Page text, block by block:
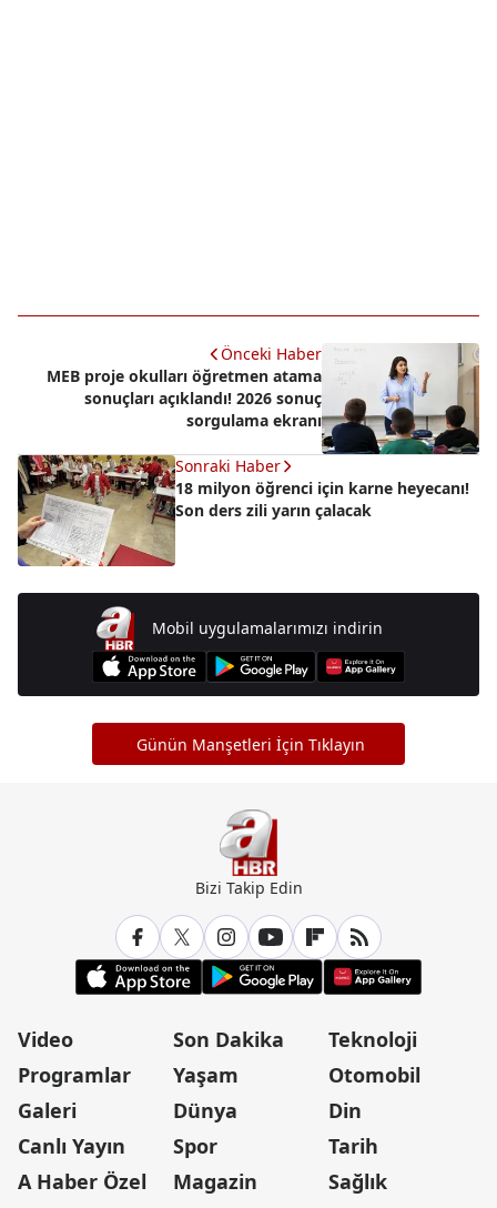
Önceki Haber
MEB proje okulları öğretmen atama
sonuçları açıklandı! 2026 sonuç
sorgulama ekranı
Sonraki Haber
18 milyon öğrenci için karne heyecanı!
Son ders zili yarın çalacak
Mobil uygulamalarımızı indirin
Günün Manşetleri İçin Tıklayın
Bizi Takip Edin
Video
Programlar
Galeri
Canlı Yayın
A Haber Özel
Son Dakika
Yaşam
Dünya
Spor
Magazin
Teknoloji
Otomobil
Din
Tarih
Sağlık